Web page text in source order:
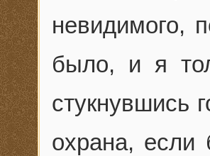
невидимого,
было, и я
стукнувшись
охрана,